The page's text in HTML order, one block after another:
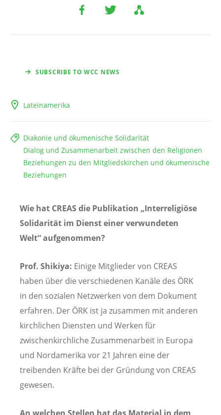
SUBSCRIBE TO WCC NEWS
Lateinamerika
Diakonie und ökumenische Solidarität
Dialog und Zusammenarbeit zwischen den Religionen
Beziehungen zu den Mitgliedskirchen und ökumenische
Beziehungen
Wie hat CREAS die Publikation „Interreligiöse
Solidarität im Dienst einer verwundeten
Welt“ aufgenommen?
Prof. Shikiya: Einige Mitglieder von CREAS
haben über die verschiedenen Kanäle des ÖRK
in den sozialen Netzwerken von dem Dokument
erfahren. Der ÖRK ist ja zusammen mit anderen
kirchlichen Diensten und Werken für
zwischenkirchliche Zusammenarbeit in Europa
und Nordamerika vor 21 Jahren eine der
treibenden Kräfte bei der Gründung von CREAS
gewesen.